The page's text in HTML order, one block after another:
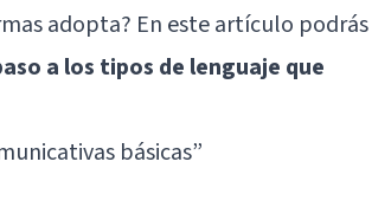
adopta? En este artículo podrás
a los tipos de lenguaje que
básicas”